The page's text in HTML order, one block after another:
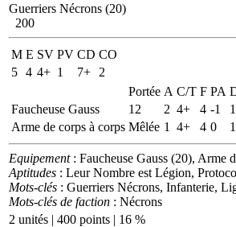
Guerriers Nécrons (20)
200
M E SV PV CD CO
5 4 4+ 1 7+
2
Portée A C/T F PA
Faucheuse Gauss
12 2 4+ 4 -1 1
Arme de corps à corps Mêlée 1 4+ 4 0 1
Equipement: Faucheuse Gauss (20), Arme
Aptitudes : Leur Nombre est Légion,
Mots-clés : Guerriers Nécrons, Infanterie,
Mots-clés de faction : Nécrons
2 unités | 400 points | 16 %